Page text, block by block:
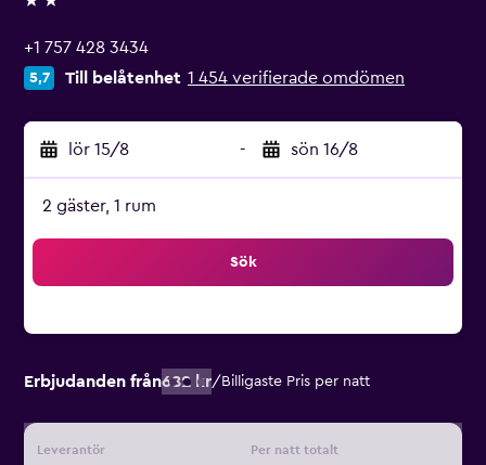
2 stjärnor
+1 757 428 3434
5,7 Till belåtenhet 1 454 verifierade omdömen
lör 15/8 - sön 16/8
2 gäster, 1 rum
Sök
Erbjudanden från682 kr/ Billigaste Pris per natt
Leverantör Per natt totalt